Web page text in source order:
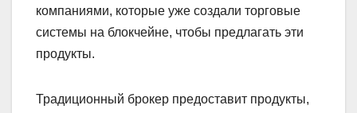
компаниями, которые уже создали торговые
системы на блокчейне, чтобы предлагать эти
продукты.
Традиционный брокер предоставит продукты,